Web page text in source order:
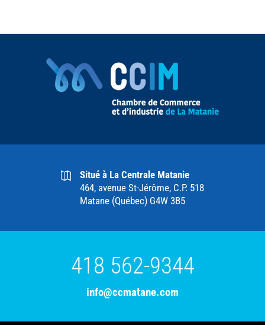
Situé à La Centrale Matanie
464, avenue St-Jérôme, C.P. 518
Matane (Québec) G4W 3B5
418 562-9344
info@ccmatane.com